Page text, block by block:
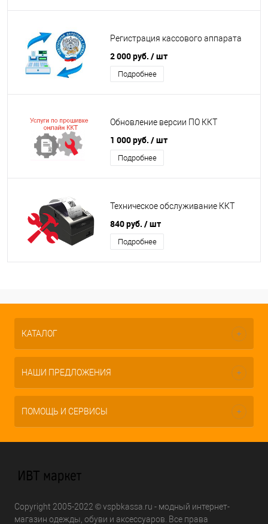
Регистрация кассового аппарата
2 000 руб. / шт
Подробнее
Обновление версии ПО ККТ
1 000 руб. / шт
Подробнее
Техническое обслуживание ККТ
840 руб. / шт
Подробнее
КАТАЛОГ
НАШИ ПРЕДЛОЖЕНИЯ
ПОМОЩЬ И СЕРВИСЫ
Copyright 2005-2022 © vspbkassa.ru - модный интернет-
магазин одежды, обуви и аксессуаров. Все права